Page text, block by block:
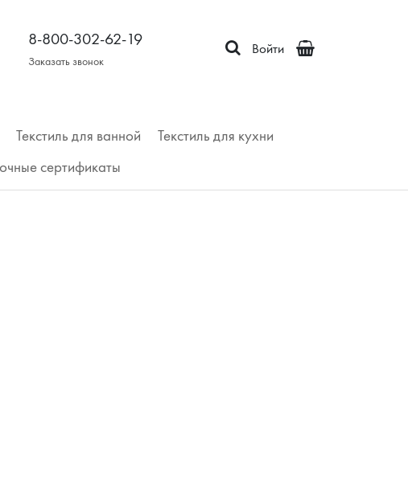
8-800-302-62-19
Заказать звонок
Войти
Текстиль для ванной
Текстиль для кухни
сертификаты